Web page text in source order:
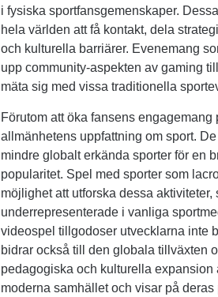
i fysiska sportfansgemenskaper.
hela världen att få kontakt, dela
och kulturella barriärer. Evenemang
upp community-aspekten av gaming
mäta sig med vissa traditionella
Förutom att öka fansens
allmänhetens uppfattning om sport.
mindre globalt erkända sporter för en
popularitet. Spel med sporter som
möjlighet att utforska dessa
underrepresenterade i vanliga
videospel tillgodoser utvecklarna inte
bidrar också till den globala tillväxten
pedagogiska och kulturella
moderna samhället och visar på